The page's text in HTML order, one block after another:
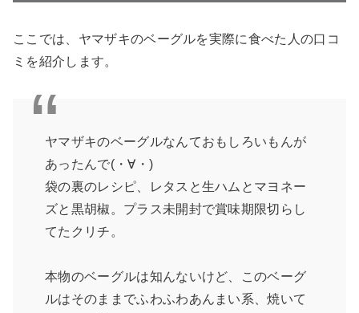
ここでは、ヤマザキのベーグルを実際に食べた人の口コ
ミを紹介します。
ヤマザキのベーグルなんておもしろいもんが
あったんで(・∀・)
袋の裏のレシピ、レタスと生ハムとマヨネー
ズと黒胡椒。プラス未開封で賞味期限切らし
てたクリチ。
本物のベーグルは知んないけど、このベーグ
ルはそのままでふわふわあんまい系、焼いて